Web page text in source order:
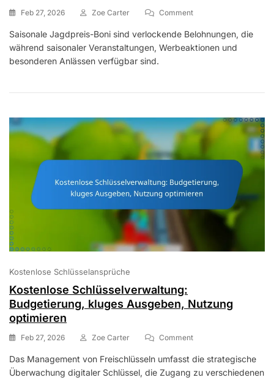
Feb 27, 2026 Zoe Carter CommentOn
Jagdpreis-
Boni:
Besondere
Saisonale Jagdpreis-Boni sind verlockende Belohnungen, die
während saisonaler Veranstaltungen, Werbeaktionen und
besonderen Anlässen verfügbar sind.
Kostenlose Schlüsselansprüche
Kostenlose Schlüsselverwaltung:
Budgetierung, kluges Ausgeben, Nutzung
optimieren
Feb 27, 2026 Zoe Carter CommentOn
Schlüsselverwaltung:
Budgetierung,
Das Management von Freischlüsseln umfasst die strategische
Überwachung digitaler Schlüssel, die Zugang zu verschiedenen